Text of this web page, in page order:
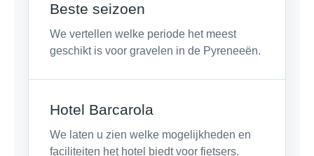
Beste seizoen
We vertellen welke periode het meest
geschikt is voor gravelen in de Pyreneeën.
Hotel Barcarola
We laten u zien welke mogelijkheden en
faciliteiten het hotel biedt voor fietsers.